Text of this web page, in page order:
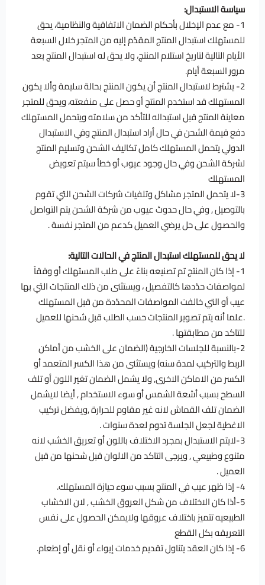
سياسة الاستبدال:
1- مع عدم الإخلال بأحكام الضمان الاتفاقية والنظامية، يحق
للمستهلك استبدال المنتج المقدّم إليه من المتجر خلال السبعة
الأيام التالية لتاريخ استلام المنتج، ولا يحق له استبدال المنتج بعد
مرور السبعة أيام.
2- يشترط لاستبدال المنتج أن يكون المنتج بحالة سليمة وألا يكون
المستهلك قد استخدم المنتج أو حصل على منفعته، ويحق للمتجر
معاينة المنتج قبل استبداله للتأكد من سلامته ويتحمل المستهلك
دفع قيمة الشحن في حال أراد استبدال المنتج وفي الاستبدال
الدولي يتحمل المستهلك كامل تكاليف الشحن وتسليم المنتج
لشركة الشحن وفي حال وجود عيوب أو خطأ سيتم تعويض
المستهلك
3-لا يتحمل المتجر مشاكل وتلفيات شركات الشحن التي تقوم
بالتوصيل , وفي حال حدوث عيوب من شركة الشحن يتم التواصل
والحصول على حل يرضي العميل كدعم من المتجر نفسة .
لا يحق للمستهلك استبدال المنتج في الحالات التالية:
1- إذا كان المنتج تم تصنيعه بناءً على طلب المستهلك أو وفقاً
لمواصفات حدّدها كالتفصيل ، ويستثنى من ذلك المنتجات التي بها
عيب أو التي خالفت المواصفات المحدّدة من قبل المستهلك
.علما أنه يتم تصوير المنتجات حسب الطلب قبل شحنها للعميل
للتاكد من مطابقتها .
2-بالنسبة للجلسات الخارجية (الضمان على الخشب من أماكن
الربط والتركيب لمدة سنه) ويستثنى من هذا الكسر المتعمد أو
الكسر من الاماكن الاخرى, ولا يشمل الضمان تغير اللون أو تلف
السطح بسبب أشعة الشمس أو سوء الاستخدام , أيضا لايشمل
الضمان تلف القماش لانه غير مقاوم للحرارة ,ويفضل تركيب
الاغطية لجعل الجلسة تدوم لعدة سنوات .
3-لايتم الاستبدال بمجرد الاختلاف باللون أو تعريق الخشب لانه
متنوع وطبيعي , ويرجى التاكد من الالوان قبل شحنها من قبل
العميل .
4- إذا ظهر عيب في المنتج بسبب سوء حيازة المستهلك.
5-أذا كان الاختلاف من شكل العروق الخشب , لان الاخشاب
الطبيعيه تتميز باختلاف عروقها ولايمكن الحصول على نفس
التعريقه بكل القطع
6- إذا كان العقد يتناول تقديم خدمات إيواء أو نقل أو إطعام.